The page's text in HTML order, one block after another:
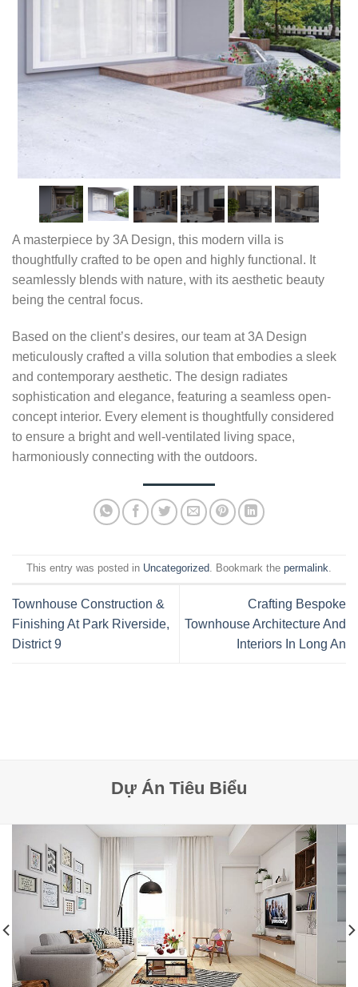
A masterpiece by 3A Design, this modern villa is
thoughtfully crafted to be open and highly functional. It
seamlessly blends with nature, with its aesthetic beauty
being the central focus.
Based on the client’s desires, our team at 3A Design
meticulously crafted a villa solution that embodies a sleek
and contemporary aesthetic. The design radiates
sophistication and elegance, featuring a seamless open-
concept interior. Every element is thoughtfully considered
to ensure a bright and well-ventilated living space,
harmoniously connecting with the outdoors.
This entry was posted in Uncategorized. Bookmark the permalink.
Townhouse Construction &
Finishing At Park Riverside,
District 9
Crafting Bespoke
Townhouse Architecture And
Interiors In Long An
Dự Án Tiêu Biểu